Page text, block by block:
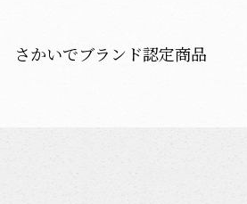
さかいでブランド認定商品